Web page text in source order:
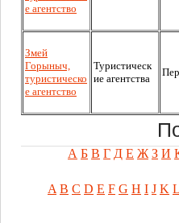
е агентство
Змей
Горыныч,
туристическо
е агентство
Туристическ
ие агентства
А Б В Г Д Е Ж З И
A B C D E F G H I J K L